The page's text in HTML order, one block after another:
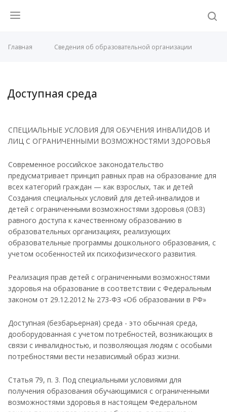
Главная Сведения об образовательной организации
Доступная среда
СПЕЦИАЛЬНЫЕ УСЛОВИЯ ДЛЯ ОБУЧЕНИЯ ИНВАЛИДОВ И
ЛИЦ С ОГРАНИЧЕННЫМИ ВОЗМОЖНОСТЯМИ ЗДОРОВЬЯ
Современное российское законодательство
предусматривает принцип равных прав на образование для
всех категорий граждан — как взрослых, так и детей
Создания специальных условий для детей-инвалидов и
детей с ограниченными возможностями здоровья (ОВЗ)
равного доступа к качественному образованию в
образовательных организациях, реализующих
образовательные программы дошкольного образования, с
учетом особенностей их психофизического развития.
Реализация прав детей с ограниченными возможностями
здоровья на образование в соответствии с Федеральным
законом от 29.12.2012 № 273-ФЗ «Об образовании в РФ»
Доступная (безбарьерная) среда - это обычная среда,
дооборудованная с учетом потребностей, возникающих в
связи с инвалидностью, и позволяющая людям с особыми
потребностями вести независимый образ жизни.
Статья 79, п. 3. Под специальными условиями для
получения образования обучающимися с ограниченными
возможностями здоровья в настоящем Федеральном